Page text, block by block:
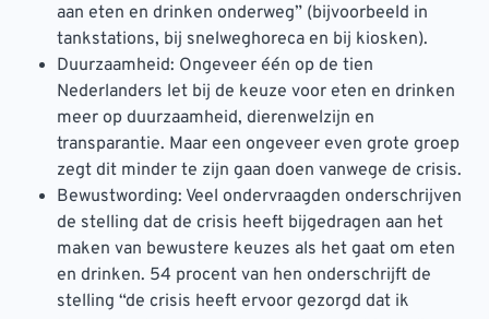
aan eten en drinken onderweg” (bijvoorbeeld in
tankstations, bij snelweghoreca en bij kiosken).
Duurzaamheid: Ongeveer één op de tien
Nederlanders let bij de keuze voor eten en drinken
meer op duurzaamheid, dierenwelzijn en
transparantie. Maar een ongeveer even grote groep
zegt dit minder te zijn gaan doen vanwege de crisis.
Bewustwording: Veel ondervraagden onderschrijven
de stelling dat de crisis heeft bijgedragen aan het
maken van bewustere keuzes als het gaat om eten
en drinken. 54 procent van hen onderschrijft de
stelling “de crisis heeft ervoor gezorgd dat ik